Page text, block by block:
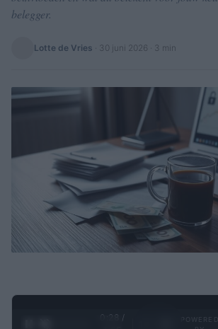
belegger.
Lotte de Vries 30 juni 2026 · 3 min
0:29 /